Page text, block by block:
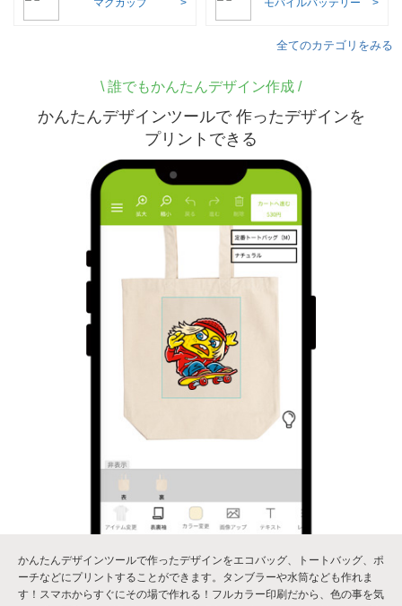
マグカップ モバイルバッテリー
全てのカテゴリをみる
\誰でもかんたんデザイン作成 /
かんたんデザインツールで 作ったデザインを
プリントできる
かんたんデザインツールで作ったデザインをエコバッグ、トートバッグ、ポ
ーチなどにプリントすることができます。タンブラーや水筒なども作れま
す！スマホからすぐにその場で作れる！フルカラー印刷だから、色の事を気